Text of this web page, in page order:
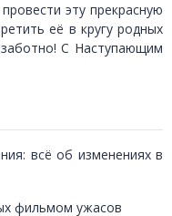
эту прекрасную
её в кругу родных
С Наступающим
всё об изменениях в
фильмом ужасов